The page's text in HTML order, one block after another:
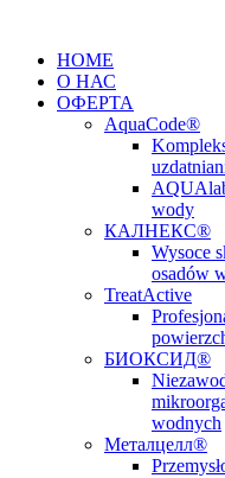
содержимому
HOME
О НАС
ОФЕРТА
AquaCode®
wody
КАЛНЕКС®
Wysoce
osadów
TreatActive
БИОКСИД®
wodnych
Металцелл®